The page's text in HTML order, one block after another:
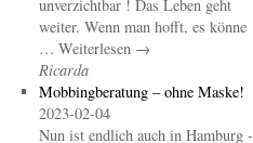
unverzichtbar ! Das Leben geht
weiter. Wenn man hofft, es könne
… Weiterlesen →
Ricarda
Mobbingberatung – ohne Maske!
2023-02-04
Nun ist endlich auch in Hamburg -